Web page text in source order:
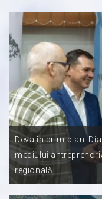
Deva în prim-plan:
mediului
regională